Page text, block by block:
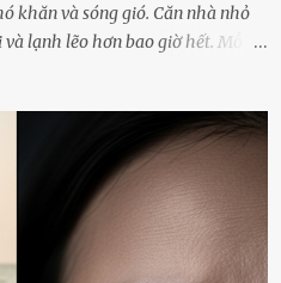
khăn và sóng gió. Căn nhà nhỏ
lạnh lẽo hơn bao giờ hết. Mỗi
còn muốn làm gì ngoài việc
sống không cho phép tôi mãi
bạn bè và những người thân
lễ chu toàn. Và hôm nay là
sau khi cô ấy rời xa tôi mãi
cơm xong, tôi quyết định lên